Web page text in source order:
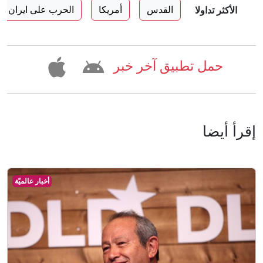
الأكثر تداولا القدس أمريكا الحرب على ايران
حمل تطبيق آخر خبر
إقرأ أيضا
أخبار عالميّة